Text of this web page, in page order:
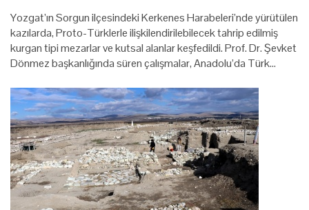
Yozgat’ın Sorgun ilçesindeki Kerkenes Harabeleri’nde yürütülen
kazılarda, Proto-Türklerle ilişkilendirilebilecek tahrip edilmiş
kurgan tipi mezarlar ve kutsal alanlar keşfedildi. Prof. Dr. Şevket
Dönmez başkanlığında süren çalışmalar, Anadolu’da Türk…